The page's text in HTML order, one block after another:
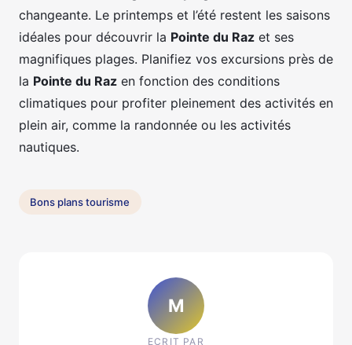
changeante. Le printemps et l’été restent les saisons
idéales pour découvrir la Pointe du Raz et ses
magnifiques plages. Planifiez vos excursions près de
la Pointe du Raz en fonction des conditions
climatiques pour profiter pleinement des activités en
plein air, comme la randonnée ou les activités
nautiques.
Bons plans tourisme
M
ECRIT PAR